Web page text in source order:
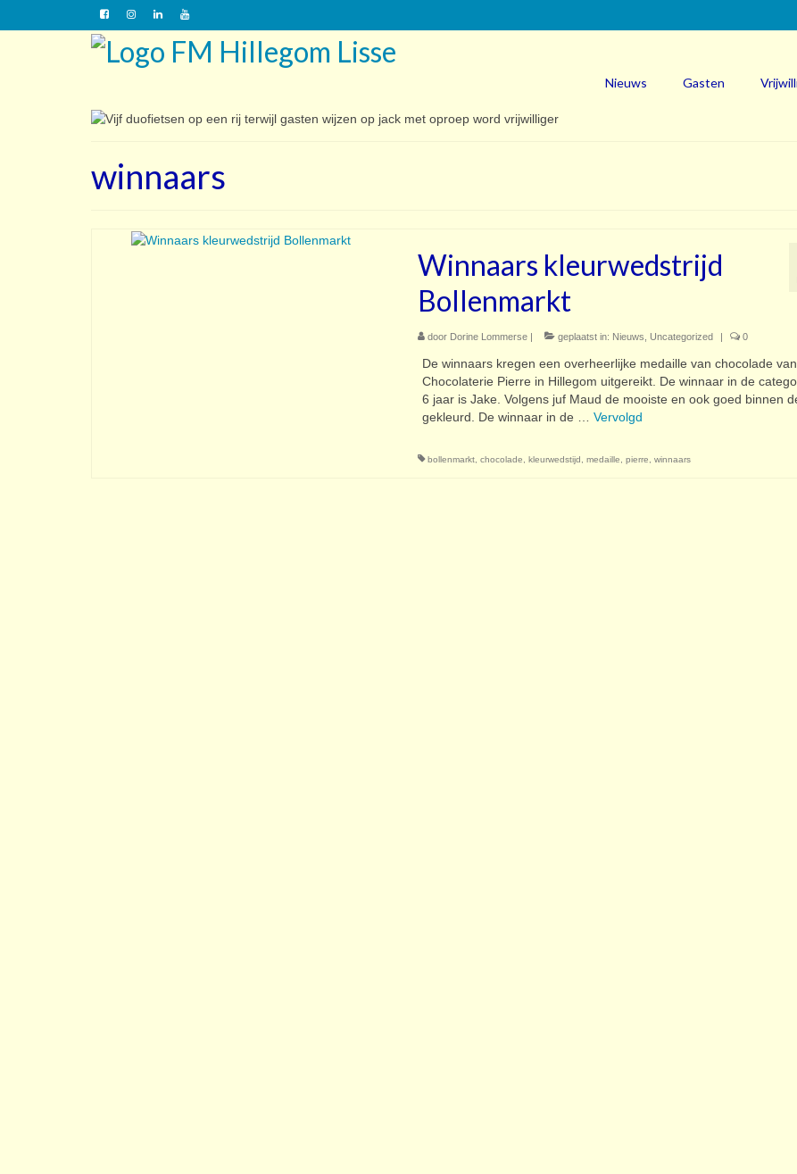
Nieuws Gasten
winnaars
Winnaars kleurwedstrijd
Bollenmarkt
door Dorine Lommerse| geplaatst in: Nieuws Uncategorized 0
De winnaars kregen een overheerlijke medaille van chocolade van
Chocolaterie Pierre in Hillegom uitgereikt. De winnaar in de
6 jaar is Jake. Volgens juf Maud de mooiste en ook goed binnen
gekleurd. De winnaar in de … Vervolgd
bollenmarkt, chocolade, kleurwedstijd, medaille, pierre, winnaars